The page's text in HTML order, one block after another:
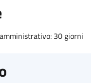
30 giorni